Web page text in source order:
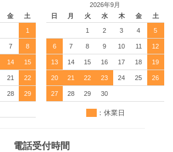
金 土
1
7 8
14 15
21 22
28 29
2026年9月
日
月 火 水 木 金 土
1 2 3 4 5
6 7 8 9 10 11 12
13 14 15 16 17 18 19
20 21 22 23 24 25 26
27 28 29 30
：休業日
電話受付時間